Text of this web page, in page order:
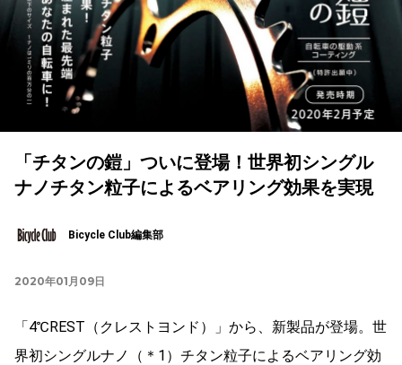
「チタンの鎧」ついに登場！世界初シングル
ナノチタン粒子によるベアリング効果を実現
Bicycle Club編集部
2020年01月09日
「4℃REST（クレストヨンド）」から、新製品が登場。世
界初シングルナノ（＊1）チタン粒子によるベアリング効